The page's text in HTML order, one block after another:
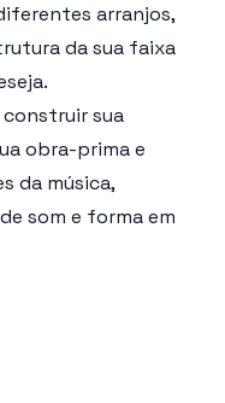
arranjos,
da sua faixa
construir sua
obra-prima e
da música,
som e forma em